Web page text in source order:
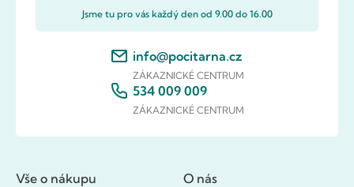
Jsme tu pro vás každý den od 9.00 do 16.00
info@pocitarna.cz
ZÁKAZNICKÉ CENTRUM
534 009 009
ZÁKAZNICKÉ CENTRUM
Vše o nákupu O nás